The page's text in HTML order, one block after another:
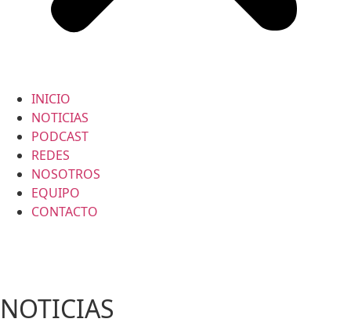
INICIO
NOTICIAS
PODCAST
REDES
NOSOTROS
EQUIPO
CONTACTO
NOTICIAS